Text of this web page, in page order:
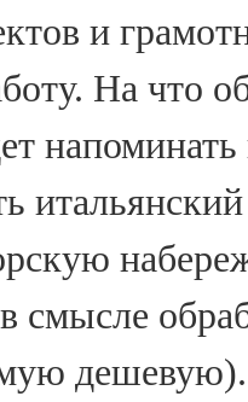
и
На что
смысле
дешевую).